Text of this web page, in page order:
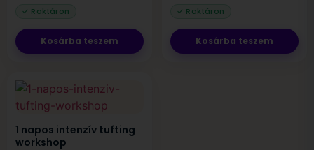
Kosárba teszem Kosárba teszem
1 napos intenzív tufting
workshop